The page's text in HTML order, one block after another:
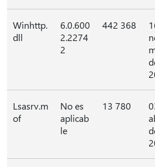
Winhttp.
dll
6.0.600
2.2274
2
442 368
Lsasrv.m
of
No es
aplicab
le
13 780